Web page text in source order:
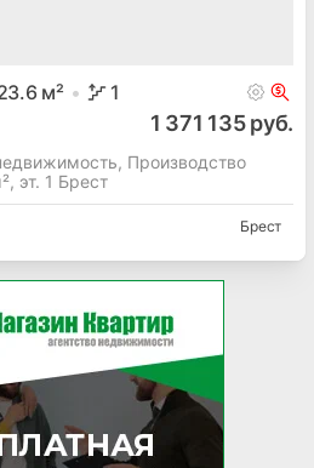
м²
1
1 371 135 руб.
Производство
эт. 1 Брест
Брест